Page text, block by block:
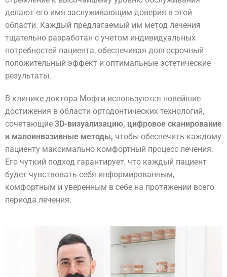
делают его имя заслуживающим доверия в этой
области. Каждый предлагаемый им метод лечения
тщательно разработан с учетом индивидуальных
потребностей пациента, обеспечивая долгосрочный
положительный эффект и оптимальные эстетические
результаты.
В клинике доктора Мофти используются новейшие
достижения в области ортодонтических технологий,
сочетающие 3D-визуализацию, цифровое сканирование
и малоинвазивные методы, чтобы обеспечить каждому
пациенту максимально комфортный процесс лечения.
Его чуткий подход гарантирует, что каждый пациент
будет чувствовать себя информированным,
комфортным и уверенным в себе на протяжении всего
периода лечения.